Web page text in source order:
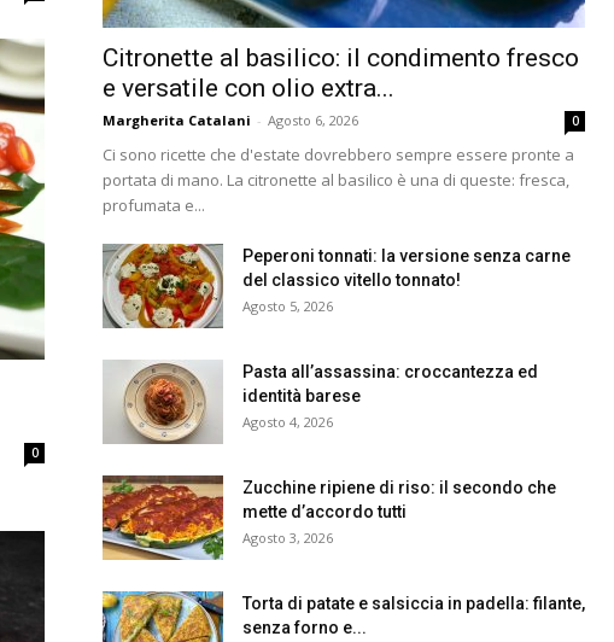
0
Citronette al basilico: il condimento fresco
e versatile con olio extra...
Margherita Catalani - Agosto 6, 2026 0
Ci sono ricette che d'estate dovrebbero sempre essere pronte a
portata di mano. La citronette al basilico è una di queste: fresca,
profumata e...
Peperoni tonnati: la versione senza carne
del classico vitello tonnato!
Agosto 5, 2026
Pasta all’assassina: croccantezza ed
identità barese
Agosto 4, 2026
Zucchine ripiene di riso: il secondo che
mette d’accordo tutti
Agosto 3, 2026
Torta di patate e salsiccia in padella: filante,
senza forno e...